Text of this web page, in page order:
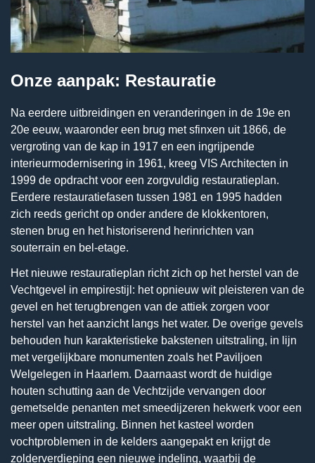
Onze aanpak: Restauratie
Na eerdere uitbreidingen en veranderingen in de 19e en
20e eeuw, waaronder een brug met sfinxen uit 1866, de
vergroting van de kap in 1917 en een ingrijpende
interieurmodernisering in 1961, kreeg VIS Architecten in
1999 de opdracht voor een zorgvuldig restauratieplan.
Eerdere restauratiefasen tussen 1981 en 1995 hadden
zich reeds gericht op onder andere de klokkentoren,
stenen brug en het historiserend herinrichten van
souterrain en bel-etage.
Het nieuwe restauratieplan richt zich op het herstel van de
Vechtgevel in empirestijl: het opnieuw wit pleisteren van de
gevel en het terugbrengen van de attiek zorgen voor
herstel van het aanzicht langs het water. De overige gevels
behouden hun karakteristieke bakstenen uitstraling, in lijn
met vergelijkbare monumenten zoals het Paviljoen
Welgelegen in Haarlem. Daarnaast wordt de huidige
houten schutting aan de Vechtzijde vervangen door
gemetselde penanten met smeedijzeren hekwerk voor een
meer open uitstraling. Binnen het kasteel worden
vochtproblemen in de kelders aangepakt en krijgt de
zolderverdieping een nieuwe indeling, waarbij de